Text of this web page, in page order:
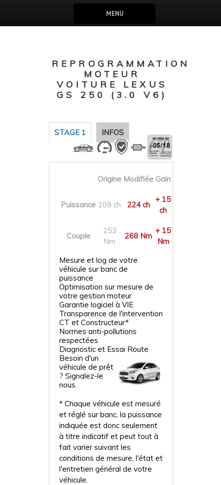
MENU
REPROGRAMMATION
MOTEUR
VOITURE LEXUS
GS 250 (3.0 V6)
STAGE 1 INFOS
Origine Modifiée Gain
Puissance 209 ch 224 ch
+ 15
ch
Couple
253
Nm
268 Nm
+ 15
Nm
Mesure et log de votre
véhicule sur banc de
puissance
Optimisation sur mesure de
votre gestion moteur
Garantie logiciel à VIE
Transparence de l'intervention
CT et Constructeur*
Normes anti-pollutions
respectées
Diagnostic et Essai Route
Besoin d'un
véhicule de prêt
? Signalez-le
nous.
* Chaque véhicule est mesuré
et réglé sur banc, la puissance
indiquée est donc seulement
à titre indicatif et peut tout à
fait varier suivant les
conditions de mesure, l'état et
l'entretien général de votre
véhicule.